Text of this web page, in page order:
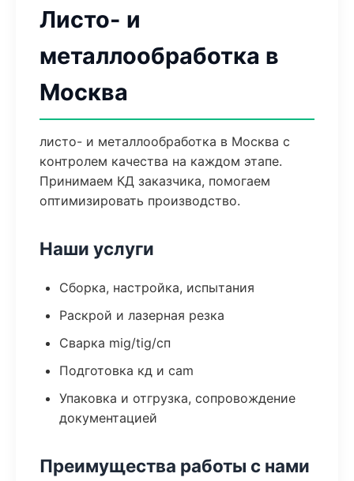
Листо- и
металлообработка в
Москва
листо- и металлообработка в Москва с
контролем качества на каждом этапе.
Принимаем КД заказчика, помогаем
оптимизировать производство.
Наши услуги
Сборка, настройка, испытания
Раскрой и лазерная резка
Сварка mig/tig/сп
Подготовка кд и cam
Упаковка и отгрузка, сопровождение
документацией
Преимущества работы с нами